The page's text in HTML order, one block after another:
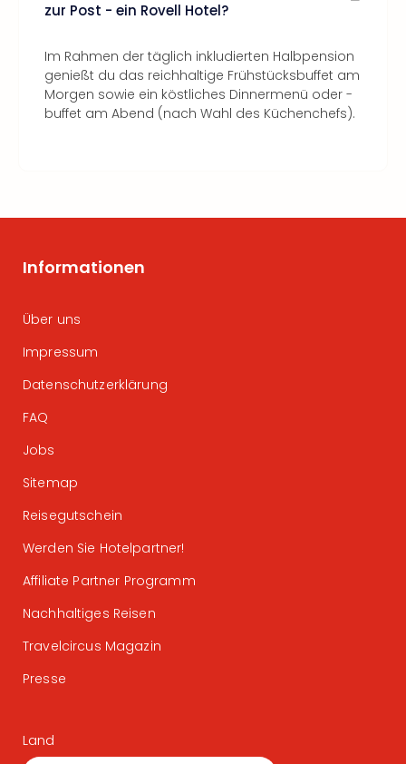
zur Post - ein Rovell Hotel?
Im Rahmen der täglich inkludierten Halbpension
genießt du das reichhaltige Frühstücksbuffet am
Morgen sowie ein köstliches Dinnermenü oder -
buffet am Abend (nach Wahl des Küchenchefs).
Informationen
Über uns
Impressum
Datenschutzerklärung
FAQ
Jobs
Sitemap
Reisegutschein
Werden Sie Hotelpartner!
Affiliate Partner Programm
Nachhaltiges Reisen
Travelcircus Magazin
Presse
Land